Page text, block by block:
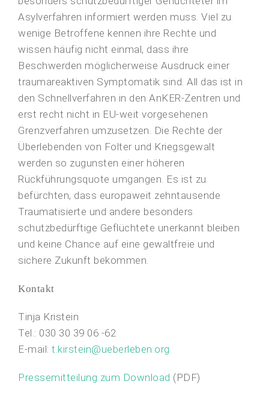
Asylverfahren informiert werden muss. Viel zu
wenige Betroffene kennen ihre Rechte und
wissen häufig nicht einmal, dass ihre
Beschwerden möglicherweise Ausdruck einer
traumareaktiven Symptomatik sind. All das ist in
den Schnellverfahren in den AnKER-Zentren und
erst recht nicht in EU-weit vorgesehenen
Grenzverfahren umzusetzen. Die Rechte der
Überlebenden von Folter und Kriegsgewalt
werden so zugunsten einer höheren
Rückführungsquote umgangen. Es ist zu
befürchten, dass europaweit zehntausende
Traumatisierte und andere besonders
schutzbedürftige Geflüchtete unerkannt bleiben
und keine Chance auf eine gewaltfreie und
sichere Zukunft bekommen.
Kontakt
Tinja Kristein
Tel.: 030 30 39 06 -62
E-mail: t.kirstein@ueberleben.org
Pressemitteilung zum Download (PDF)